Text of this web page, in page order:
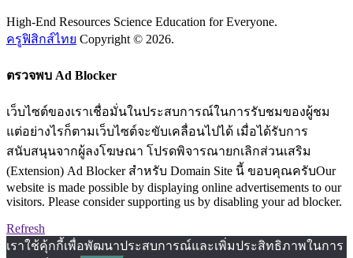
High-End Resources Science Education for Everyone.
ครูฟิสิกส์ไทย Copyright © 2026.
ตรวจพบ Ad Blocker
เว็บไซต์ของเราเชื่อมั่นในประสบการณ์ในการรับชมของผู้ชม
แต่อย่างไรก็ตามเว็บไซต์จะขับเคลื่อนไปได้ เมื่อได้รับการ
สนับสนุนจากผู้ลงโฆษณา โปรดพิจารณายกเลิกส่วนเสริม
(Extension) Ad Blocker สำหรับ Domain Site นี้ ขอบคุณครับOur
website is made possible by displaying online advertisements to our
visitors. Please consider supporting us by disabling your ad blocker.
Refresh
เราใช้คุ้กกี้เพื่อพัฒนาประสบการณ์และเพิ่มประสิทธิภาพในการ